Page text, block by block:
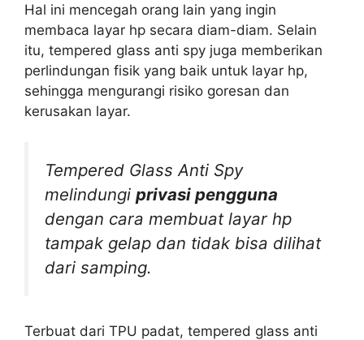
Hal ini mencegah orang lain yang ingin
membaca layar hp secara diam-diam. Selain
itu, tempered glass anti spy juga memberikan
perlindungan fisik yang baik untuk layar hp,
sehingga mengurangi risiko goresan dan
kerusakan layar.
Tempered Glass Anti Spy
melindungi privasi pengguna
dengan cara membuat layar hp
tampak gelap dan tidak bisa dilihat
dari samping.
Terbuat dari TPU padat, tempered glass anti